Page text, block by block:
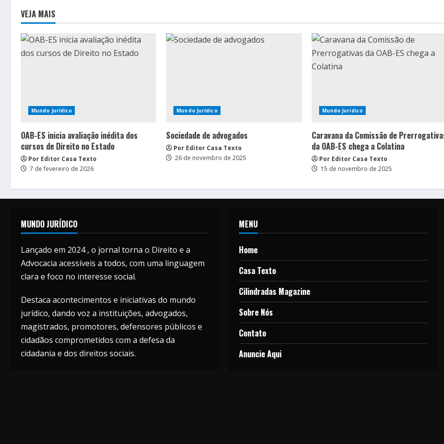
VEJA MAIS
Mundo Jurídico
OAB-ES inicia avaliação inédita dos
cursos de Direito no Estado
Por Editor Casa Texto
7 de fevereiro de 2026
Mundo Jurídico
Sociedade de advogados
Por Editor Casa Texto
26 de novembro de 2025
Mundo Jurídico
Caravana da Comissão de
da OAB-ES chega a Colatina
Por Editor Casa Texto
15 de novembro de 2025
MUNDO JURÍDICO
Lançado em 2024 , o jornal torna o Direito e a
Advocacia acessíveis a todos, com uma linguagem
clara e foco no interesse social.
Destaca acontecimentos e iniciativas do mundo
jurídico, dando voz a instituições, advogados,
magistrados, promotores, defensores públicos e
cidadãos comprometidos com a defesa da
cidadania e dos direitos sociais.
MENU
Home
Casa Texto
Cilindradas Magazine
Sobre Nós
Contato
Anuncie Aqui